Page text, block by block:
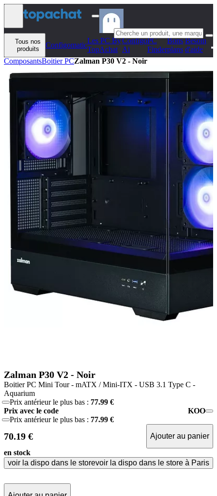
Aller au contenu
Tous nos
produits
Configomatic
Les PC By
TopAchat
Configo
Ai
PC
Finder
Bons
plans
Besoin
d'aide
ComposantsBoitier PCZalman P30 V2 - Noir
Zalman P30 V2 - Noir
Boitier PC Mini Tour - mATX / Mini-ITX - USB 3.1 Type C -
Aquarium
Prix antérieur le plus bas : 77.99 €
Prix avec le code
KOO
Prix antérieur le plus bas : 77.99 €
70.19 €
Ajouter au panier
en stock
voir la dispo dans le storevoir la dispo dans le store à Paris